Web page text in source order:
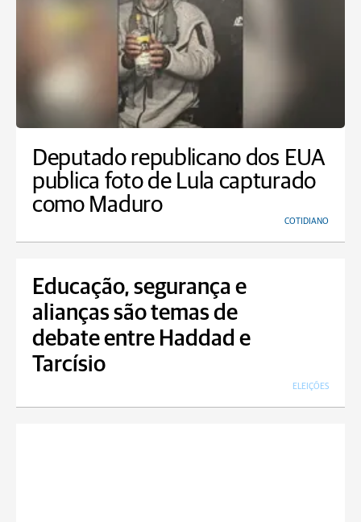
Deputado republicano dos EUA
publica foto de Lula capturado
como Maduro
COTIDIANO
Educação, segurança e
alianças são temas de
debate entre Haddad e
Tarcísio
ELEIÇÕES